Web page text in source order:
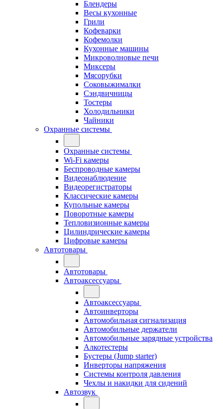
Блендеры
Весы кухонные
Грили
Кофеварки
Кофемолки
Кухонные машины
Микроволновые печи
Миксеры
Мясорубки
Соковыжималки
Сэндвичницы
Тостеры
Холодильники
Чайники
Охранные системы
Охранные системы
Wi-Fi камеры
Беспроводные камеры
Видеонаблюдение
Видеорегистраторы
Классические камеры
Купольные камеры
Поворотные камеры
Тепловизионные камеры
Цилиндрические камеры
Цифровые камеры
Автотовары
Автотовары
Автоаксессуары
Автоаксессуары
Автоинверторы
Автомобильная сигнализация
Автомобильные держатели
Автомобильные зарядные устройства
Алкотестеры
Бустеры (Jump starter)
Инверторы напряжения
Системы контроля давления
Чехлы и накидки для сидений
Автозвук